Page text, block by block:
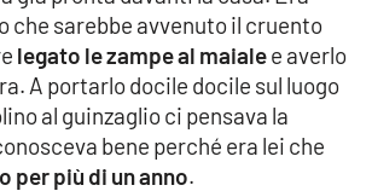
che sarebbe avvenuto il cruento
legato le zampe al maialee averlo
A portarlo docile docile sul luogo
al guinzaglio ci pensava la
bene perché era lei che
per più di un anno.